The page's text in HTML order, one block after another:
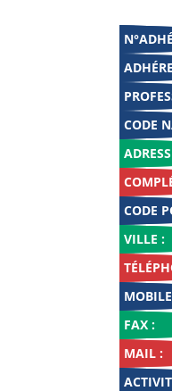
CODE
CODE
VILLE :
FAX :
MAIL :